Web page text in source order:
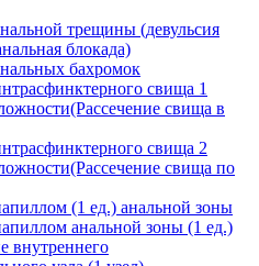
трещины (девульсия
блокада)
бахромок
свища 1
свища в
свища 2
свища по
(1 ед.) анальной зоны
анальной зоны (1 ед.)
внутреннего